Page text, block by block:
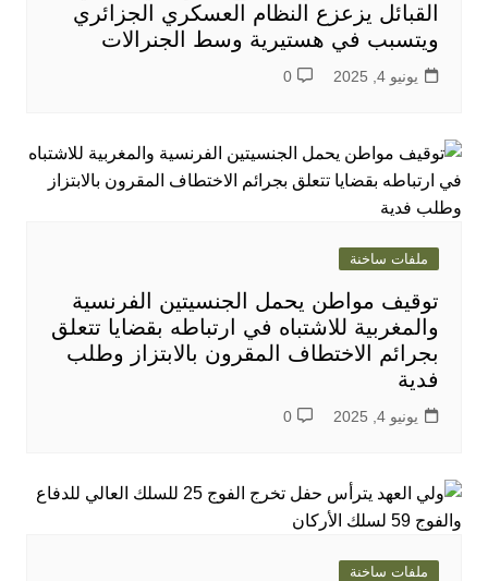
القبائل يزعزع النظام العسكري الجزائري
ويتسبب في هستيرية وسط الجنرالات
يونيو 4, 2025 0
ملفات ساخنة
توقيف مواطن يحمل الجنسيتين الفرنسية
والمغربية للاشتباه في ارتباطه بقضايا تتعلق
بجرائم الاختطاف المقرون بالابتزاز وطلب
فدية
يونيو 4, 2025 0
ملفات ساخنة